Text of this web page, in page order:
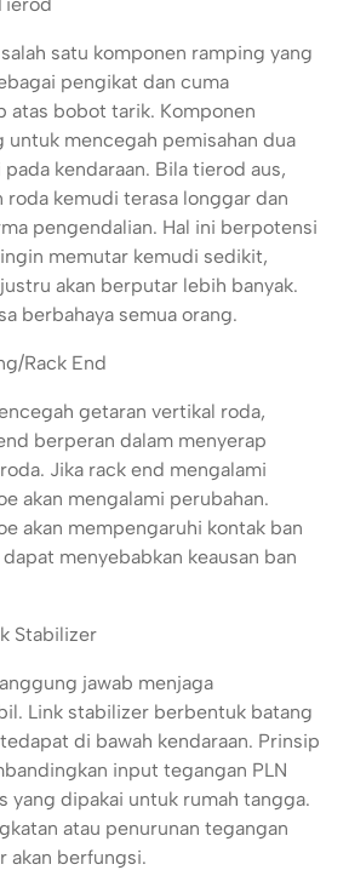
satu komponen ramping yang
pengikat dan cuma
atas bobot tarik. Komponen
mencegah pemisahan dua
kendaraan. Bila tierod aus,
roda kemudi terasa longgar dan
pengendalian. Hal ini berpotensi
memutar kemudi sedikit,
akan berputar lebih banyak.
berbahaya semua orang.
Rack End
getaran vertikal roda,
berperan dalam menyerap
Jika rack end mengalami
akan mengalami perubahan.
akan mempengaruhi kontak ban
menyebabkan keausan ban
Stabilizer
jawab menjaga
Link stabilizer berbentuk batang
di bawah kendaraan. Prinsip
input tegangan PLN
yang dipakai untuk rumah tangga.
atau penurunan tegangan
akan berfungsi.